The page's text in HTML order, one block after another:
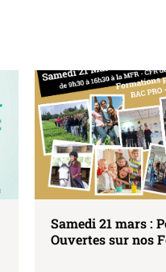
Première Portes
!